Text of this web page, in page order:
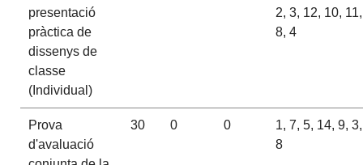
presentació
pràctica de
dissenys de
classe
(Individual)
2, 3, 12, 10, 11,
8, 4
Prova
d'avaluació
30 0 0
1, 7, 5, 14, 9, 3,
8